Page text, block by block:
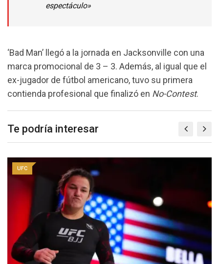
espectáculo»
‘Bad Man’ llegó a la jornada en Jacksonville con una
marca promocional de 3 – 3. Además, al igual que el
ex-jugador de fútbol americano, tuvo su primera
contienda profesional que finalizó en No-Contest.
Te podría interesar
UFC